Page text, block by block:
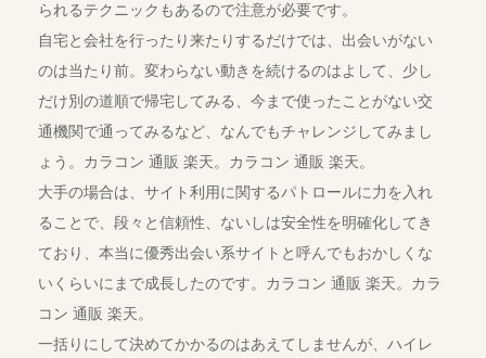
られるテクニックもあるので注意が必要です。
自宅と会社を行ったり来たりするだけでは、出会いがない
のは当たり前。変わらない動きを続けるのはよして、少し
だけ別の道順で帰宅してみる、今まで使ったことがない交
通機関で通ってみるなど、なんでもチャレンジしてみまし
ょう。カラコン 通販 楽天。カラコン 通販 楽天。
大手の場合は、サイト利用に関するパトロールに力を入れ
ることで、段々と信頼性、ないしは安全性を明確化してき
ており、本当に優秀出会い系サイトと呼んでもおかしくな
いくらいにまで成長したのです。カラコン 通販 楽天。カラ
コン 通販 楽天。
一括りにして決めてかかるのはあえてしませんが、ハイレ